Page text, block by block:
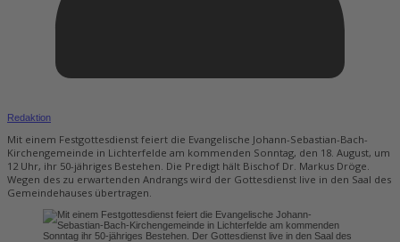
Redaktion
Mit einem Festgottesdienst feiert die Evangelische Johann-Sebastian-Bach-
Kirchengemeinde in Lichterfelde am kommenden Sonntag, den 18. August, um
12 Uhr, ihr 50-jähriges Bestehen. Die Predigt hält Bischof Dr. Markus Dröge.
Wegen des zu erwartenden Andrangs wird der Gottesdienst live in den Saal des
Gemeindehauses übertragen.